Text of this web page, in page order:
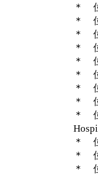
＊
＊
＊
＊
＊
＊
＊
＊
＊
＊
＊
＊